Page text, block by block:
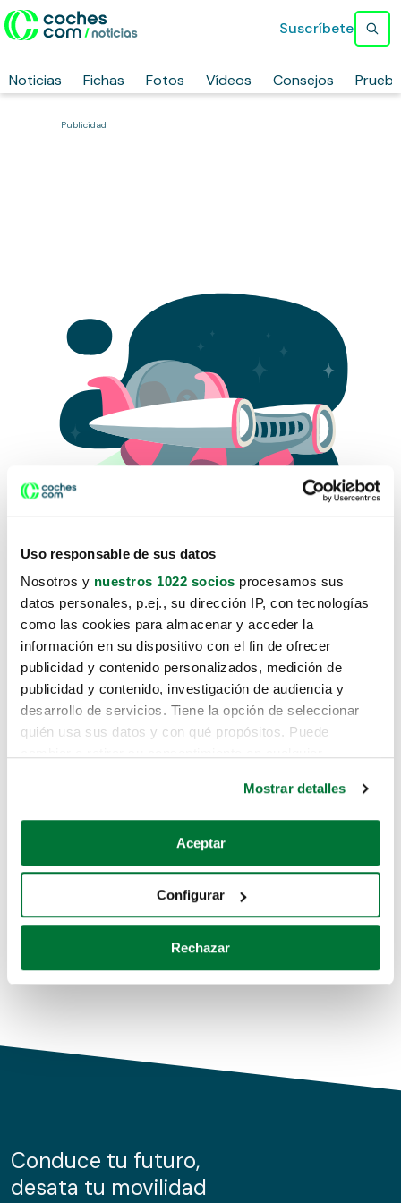
Uso responsable de sus datos
Nosotros y nuestros 1022 socios procesamos sus
datos personales, p.ej., su dirección IP, con tecnologías
como las cookies para almacenar y acceder la
información en su dispositivo con el fin de ofrecer
publicidad y contenido personalizados, medición de
publicidad y contenido, investigación de audiencia y
desarrollo de servicios. Tiene la opción de seleccionar
quién usa sus datos y con qué propósitos. Puede
Si lo permite, también quisiéramos:
Recopilar información sobre su ubicación geográfica
Identificar su dispositivo analizándolo activamente
para buscar características específicas (huellas
Obtenga más información sobre cómo se procesan sus
de cookies.
información sobre el uso que haga del sitio web con
nuestros partners de redes sociales, publicidad y análisis
Mostrar detalles
Aceptar
Configurar
Rechazar
Noticias Fichas Fotos Vídeos Consejos
Suscríbete
Publicidad
Lo sentimos, no sabemos como
te hemos traido hasta aquí.
Pero puedes encontrar el coche que estás
buscando en alguno de estos enlaces:
Coches de segunda mano
Coches de km0
Conduce tu futuro,
desata tu movilidad